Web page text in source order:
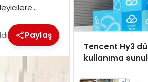
Paylaş
Tencent Hy3
kullanıma